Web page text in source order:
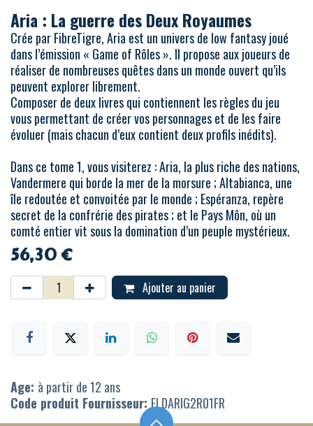
Aria : La guerre des Deux Royaumes
Crée par FibreTigre, Aria est un univers de low fantasy joué
dans l’émission « Game of Rôles ». Il propose aux joueurs de
réaliser de nombreuses quêtes dans un monde ouvert qu’ils
peuvent explorer librement.
Composer de deux livres qui contiennent les règles du jeu
vous permettant de créer vos personnages et de les faire
évoluer (mais chacun d’eux contient deux profils inédits).
Dans ce tome 1, vous visiterez : Aria, la plus riche des nations,
Vandermere qui borde la mer de la morsure ; Altabianca, une
île redoutée et convoitée par le monde ; Espéranza, repère
secret de la confrérie des pirates ; et le Pays Môn, où un
comté entier vit sous la domination d’un peuple mystérieux.
56,30€
Ajouter au panier
Age: à partir de 12 ans
Code produit Fournisseur:ELDARIG2R01FR